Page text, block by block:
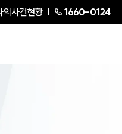
의사건현황 1660-0124